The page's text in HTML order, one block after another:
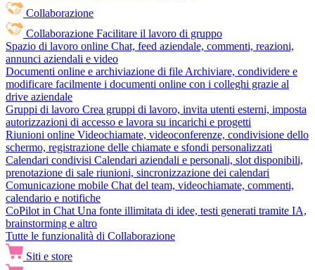
Collaborazione
Collaborazione Facilitare il lavoro di gruppo
Spazio di lavoro online Chat, feed aziendale, commenti, reazioni,
annunci aziendali e video
Documenti online e archiviazione di file Archiviare, condividere e
modificare facilmente i documenti online con i colleghi grazie al
drive aziendale
Gruppi di lavoro Crea gruppi di lavoro, invita utenti esterni, imposta
autorizzazioni di accesso e lavora su incarichi e progetti
Riunioni online Videochiamate, videoconferenze, condivisione dello
schermo, registrazione delle chiamate e sfondi personalizzati
Calendari condivisi Calendari aziendali e personali, slot disponibili,
prenotazione di sale riunioni, sincronizzazione dei calendari
Comunicazione mobile Chat del team, videochiamate, commenti,
calendario e notifiche
CoPilot in Chat Una fonte illimitata di idee, testi generati tramite IA,
brainstorming e altro
Tutte le funzionalità di Collaborazione
Siti e store